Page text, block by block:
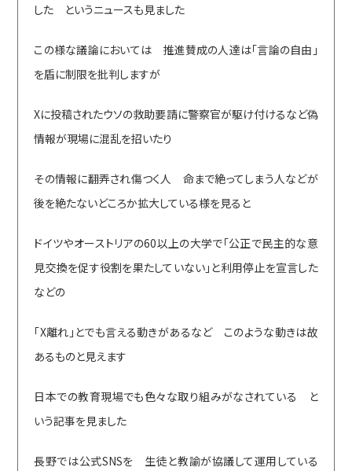
した というニュースも見ました
この様な議論においては 推進賛成の人達は「言論の自由」
を盾に制限を批判しますが
Xに投稿されたウソの救助要請に警察官が駆け付けるなど偽
情報が現場に混乱を招いたり
その情報に翻弄され傷つく人 命まで絶ってしまう人などが
後を絶たないどころか拡大している様を見ると
ドイツやオーストリアの60以上の大学で「公正で民主的な意
見交換を促す役割を果たしていない」と利用停止を宣言した
などの
「X離れ」とでも言える動きがあるなど このような動きは故
あるものと見えます
日本での教育現場でも色々な取り組みがなされている と
いう記事を見ました
長野では公式SNSを 生徒と教諭が協議して運用している